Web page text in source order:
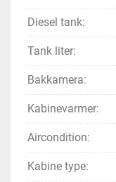
Diesel tank:
Tank liter:
Bakkamera:
Kabinevarmer:
Aircondition:
Kabine type: